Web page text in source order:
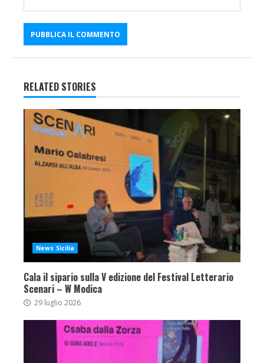
RELATED STORIES
News Sicilia
Cala il sipario sulla V edizione del Festival Letterario
Scenari – W Modica
29 luglio 2026